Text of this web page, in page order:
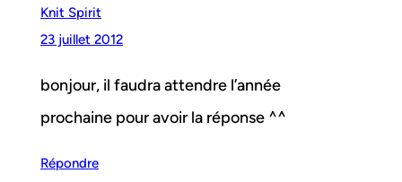
Knit Spirit
23 juillet 2012
bonjour, il faudra attendre l’année
prochaine pour avoir la réponse ^^
Répondre